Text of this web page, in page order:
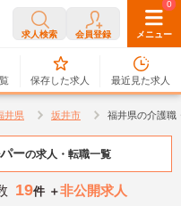
求人検索 会員登録 メニュー
0
保存した求人
0
最近見た求人
井県 坂井市 福井県の介護職
ーの求人・転職一覧
19件 ＋非公開求人